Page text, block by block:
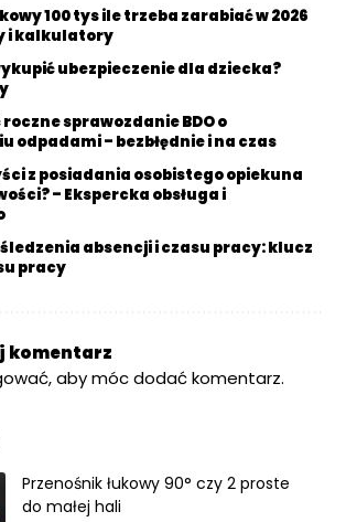
100 tys ile trzeba zarabiać w 2026
i kalkulatory
ubezpieczenie dla dziecka?
sprawozdanie BDO o
odpadami – bezbłędnie i na czas
z posiadania osobistego opiekuna
– Ekspercka obsługa i
śledzenia absencji i czasu pracy: klucz
pracy
komentarz
, aby móc dodać komentarz.
Przenośnik łukowy 90° czy 2 proste
do małej hali